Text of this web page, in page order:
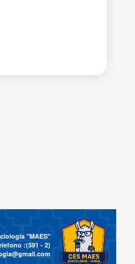
"MAES"
:(591 - 2)